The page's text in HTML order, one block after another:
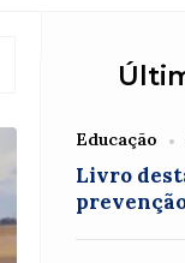
Educação
Livro